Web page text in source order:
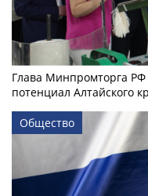
Глава Минпромторга
потенциал Алтайского
Общество